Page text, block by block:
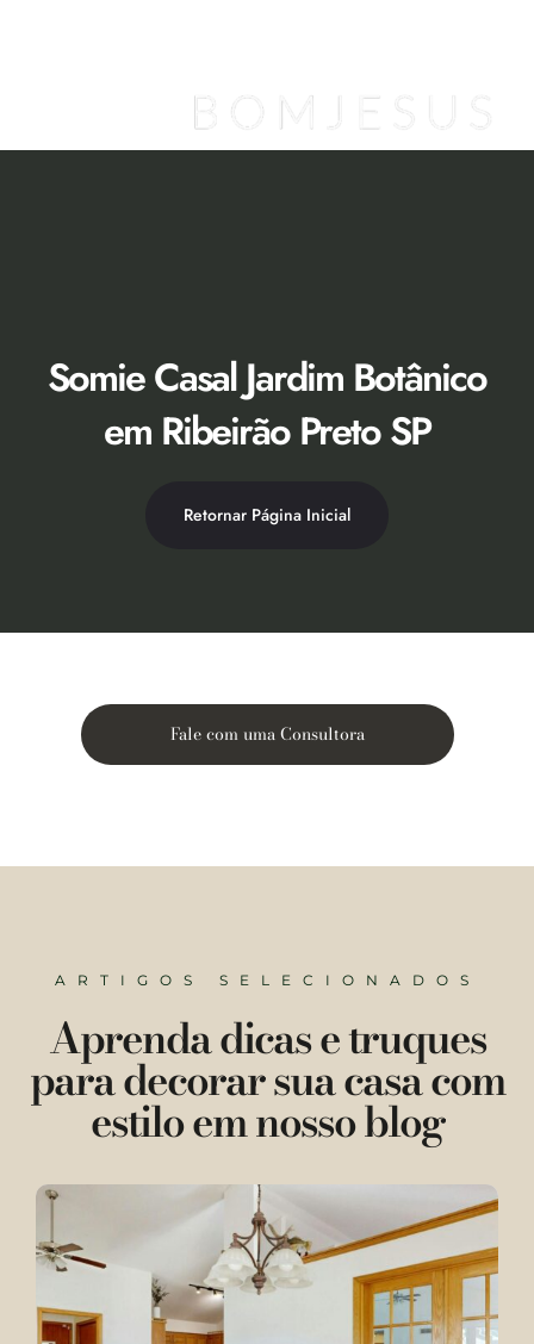
Somie Casal Jardim Botânico
em Ribeirão Preto SP
Retornar Página Inicial
Fale com uma Consultora
ARTIGOS SELECIONADOS
Aprenda dicas e truques
para decorar sua casa com
estilo em nosso blog